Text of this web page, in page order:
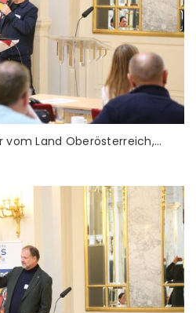
vom Land Oberösterreich,…